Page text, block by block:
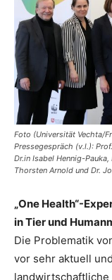
Foto (Universität Vechta/
Pressegespräch (v.l.):
Dr.in Isabel Hennig-Pauka,
Thorsten Arnold und Dr.
„One Health“-
in Tier und
Die Problematik
vor sehr aktuell
landwirtschaftliche